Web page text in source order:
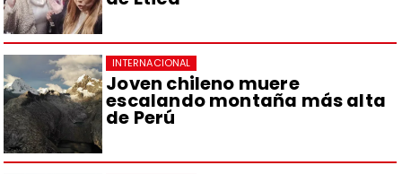
Joven chileno muere
escalando montaña más alta
de Perú
INTERNACIONAL